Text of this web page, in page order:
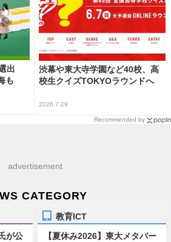
出
も
渋幕や東大寺学園など40校、高
校生クイズTOKYOラウンドへ
2026.7.29
Recommended by
advertisement
CATEGORY
が公
教育ICT
【夏休み2026】東大メタバー